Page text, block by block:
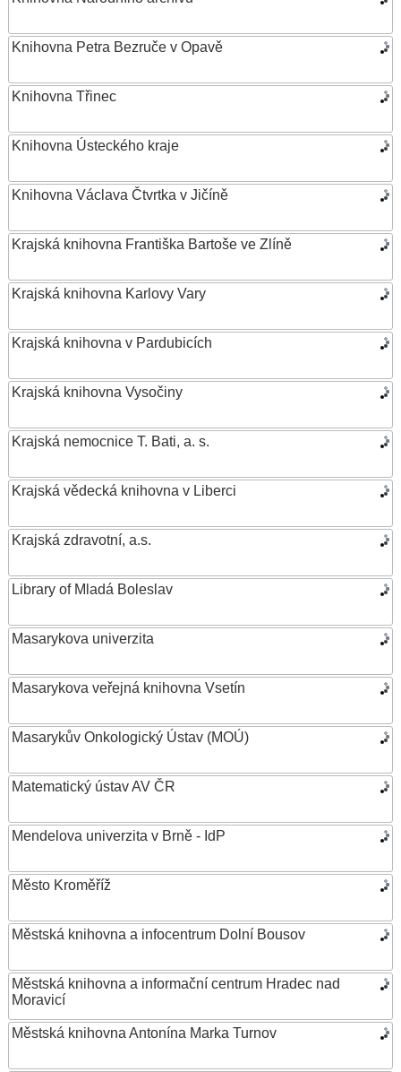
Knihovna Petra Bezruče v Opavě
Knihovna Třinec
Knihovna Ústeckého kraje
Knihovna Václava Čtvrtka v Jičíně
Krajská knihovna Františka Bartoše ve Zlíně
Krajská knihovna Karlovy Vary
Krajská knihovna v Pardubicích
Krajská knihovna Vysočiny
Krajská nemocnice T. Bati, a. s.
Krajská vědecká knihovna v Liberci
Krajská zdravotní, a.s.
Library of Mladá Boleslav
Masarykova univerzita
Masarykova veřejná knihovna Vsetín
Masarykův Onkologický Ústav (MOÚ)
Matematický ústav AV ČR
Mendelova univerzita v Brně - IdP
Město Kroměříž
Městská knihovna a infocentrum Dolní Bousov
Městská knihovna a informační centrum Hradec nad
Moravicí
Městská knihovna Antonína Marka Turnov